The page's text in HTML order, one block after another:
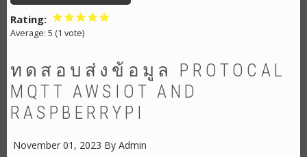
การ
Rating
Average: 5 (1 vote)
ทดสอบส่งข้อมูล PROTOCAL
MQTT AWSIOT AND
RASPBERRYPI
November 01, 2023 By Admin